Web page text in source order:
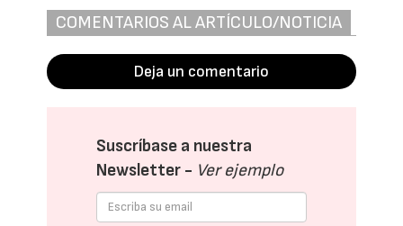
COMENTARIOS AL ARTÍCULO/NOTICIA
Deja un comentario
Suscríbase a nuestra
Newsletter - Ver ejemplo